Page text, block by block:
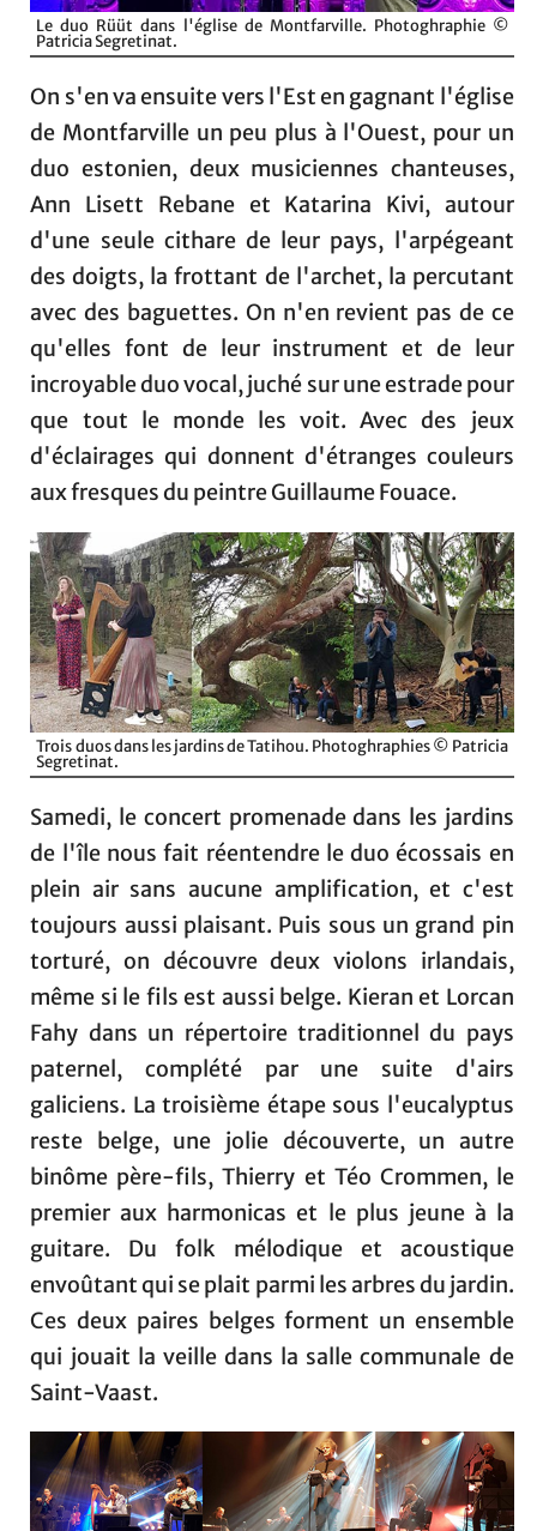
Le duo Rüüt dans l'église de Montfarville. Photoghraphie ©
Patricia Segretinat.
On s'en va ensuite vers l'Est en gagnant l'église
de Montfarville un peu plus à l'Ouest, pour un
duo estonien, deux musiciennes chanteuses,
Ann Lisett Rebane et Katarina Kivi, autour
d'une seule cithare de leur pays, l'arpégeant
des doigts, la frottant de l'archet, la percutant
avec des baguettes. On n'en revient pas de ce
qu'elles font de leur instrument et de leur
incroyable duo vocal, juché sur une estrade pour
que tout le monde les voit. Avec des jeux
d'éclairages qui donnent d'étranges couleurs
aux fresques du peintre Guillaume Fouace.
Trois duos dans les jardins de Tatihou. Photoghraphies © Patricia
Segretinat.
Samedi, le concert promenade dans les jardins
de l'île nous fait réentendre le duo écossais en
plein air sans aucune amplification, et c'est
toujours aussi plaisant. Puis sous un grand pin
torturé, on découvre deux violons irlandais,
même si le fils est aussi belge. Kieran et Lorcan
Fahy dans un répertoire traditionnel du pays
paternel, complété par une suite d'airs
galiciens. La troisième étape sous l'eucalyptus
reste belge, une jolie découverte, un autre
binôme père-fils, Thierry et Téo Crommen, le
premier aux harmonicas et le plus jeune à la
guitare. Du folk mélodique et acoustique
envoûtant qui se plait parmi les arbres du jardin.
Ces deux paires belges forment un ensemble
qui jouait la veille dans la salle communale de
Saint-Vaast.